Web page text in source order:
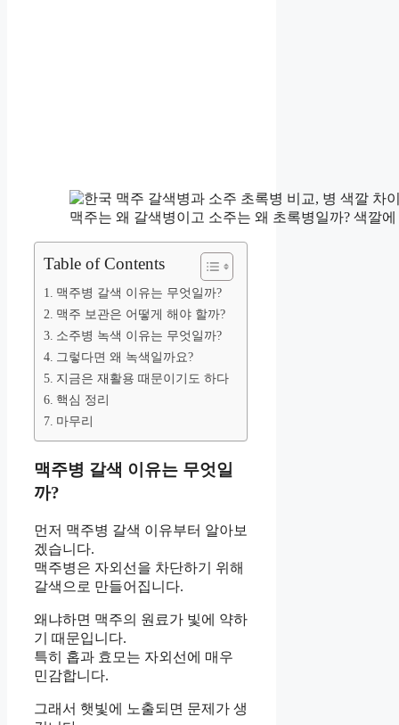
맥주는 왜 갈색병이고 소주는 왜 초록병일까? 색깔
Table of Contents
맥주병 갈색 이유는 무엇일까?
맥주 보관은 어떻게 해야 할까?
소주병 녹색 이유는 무엇일까?
그렇다면 왜 녹색일까요?
지금은 재활용 때문이기도 하다
핵심 정리
마무리
맥주병 갈색 이유는 무엇일
까?
먼저 맥주병 갈색 이유부터 알아보
겠습니다.
맥주병은 자외선을 차단하기 위해
갈색으로 만들어집니다.
왜냐하면 맥주의 원료가 빛에 약하
기 때문입니다.
특히 홉과 효모는 자외선에 매우
민감합니다.
그래서 햇빛에 노출되면 문제가 생